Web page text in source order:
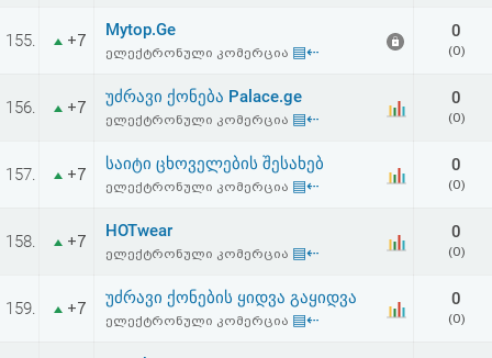
155. +7
Mytop.Ge
ელექტრონული კომერცია ▤⇠
0
(0)
156. +7
უძრავი ქონება Palace.ge
ელექტრონული კომერცია ▤⇠
0
(0)
157. +7
საიტი ცხოველების შესახებ
ელექტრონული კომერცია ▤⇠
0
(0)
158. +7
HOTwear
ელექტრონული კომერცია ▤⇠
0
(0)
159. +7
უძრავი ქონების ყიდვა გაყიდვა
ელექტრონული კომერცია ▤⇠
0
(0)